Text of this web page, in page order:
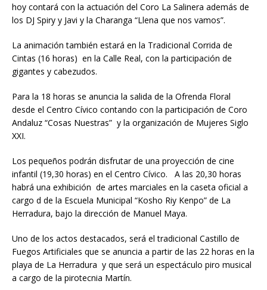
hoy contará con la actuación del Coro La Salinera además de
los DJ Spiry y Javi y la Charanga “Llena que nos vamos”.
La animación también estará en la Tradicional Corrida de
Cintas (16 horas) en la Calle Real, con la participación de
gigantes y cabezudos.
Para la 18 horas se anuncia la salida de la Ofrenda Floral
desde el Centro Cívico contando con la participación de Coro
Andaluz “Cosas Nuestras” y la organización de Mujeres Siglo
XXI.
Los pequeños podrán disfrutar de una proyección de cine
infantil (19,30 horas) en el Centro Cívico. A las 20,30 horas
habrá una exhibición de artes marciales en la caseta oficial a
cargo d de la Escuela Municipal “Kosho Riy Kenpo” de La
Herradura, bajo la dirección de Manuel Maya.
Uno de los actos destacados, será el tradicional Castillo de
Fuegos Artificiales que se anuncia a partir de las 22 horas en la
playa de La Herradura y que será un espectáculo piro musical
a cargo de la pirotecnia Martín.